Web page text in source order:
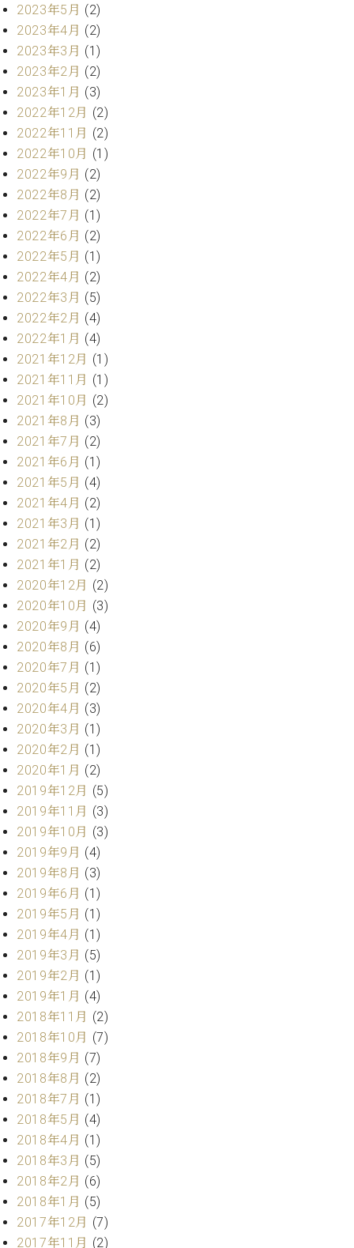
W.
ホ
フ
マ
ン
ヴ
ィ
ジ
ョ
ン
C.BECHSTEIN
Digital(ベ
ヒ
シ
ュ
タ
イ
ン
デ
ジ
タ
ル)
ご
挨
拶
術
者
紹
介
展示
情報
【ユ
ーロ
ピア
ノ特
選中
古】
ベ
ン
ト
情
報
八
子
工
房
ブ
ロ
ア
ク
セ
ス
お
問
合
わ
せ
ア
ー
テ
ィ
ス
ト
カ
ス
マ
ー
サ
ー
ビ
ス
(
律
)
ア
フ
タ
サ
ー
ビ
ス
(調
律)
2023年5月 (2)
2023年4月 (2)
2023年3月 (1)
2023年2月 (2)
2023年1月 (3)
2022年12月 (2)
2022年11月 (2)
2022年10月 (1)
2022年9月 (2)
2022年8月 (2)
2022年7月 (1)
2022年6月 (2)
2022年5月 (1)
2022年4月 (2)
2022年3月 (5)
2022年2月 (4)
2022年1月 (4)
2021年12月 (1)
2021年11月 (1)
2021年10月 (2)
2021年8月 (3)
2021年7月 (2)
2021年6月 (1)
2021年5月 (4)
2021年4月 (2)
2021年3月 (1)
2021年2月 (2)
2021年1月 (2)
2020年12月 (2)
2020年10月 (3)
2020年9月 (4)
2020年8月 (6)
2020年7月 (1)
2020年5月 (2)
2020年4月 (3)
2020年3月 (1)
2020年2月 (1)
2020年1月 (2)
2019年12月 (5)
2019年11月 (3)
2019年10月 (3)
2019年9月 (4)
2019年8月 (3)
2019年6月 (1)
2019年5月 (1)
2019年4月 (1)
2019年3月 (5)
2019年2月 (1)
2019年1月 (4)
2018年11月 (2)
2018年10月 (7)
2018年9月 (7)
2018年8月 (2)
2018年7月 (1)
2018年5月 (4)
2018年4月 (1)
2018年3月 (5)
2018年2月 (6)
2018年1月 (5)
2017年12月 (7)
2017年11月 (2)